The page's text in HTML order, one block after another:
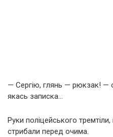
— Сергію, глянь — рюкзак! —
якась записка…
Руки поліцейського
стрибали перед очима.